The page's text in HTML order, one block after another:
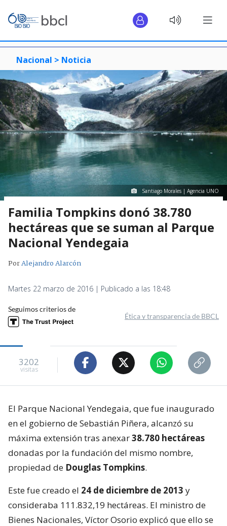
Nacional > Noticia
Santiago Morales | Agencia UNO
Familia Tompkins donó 38.780
hectáreas que se suman al Parque
Nacional Yendegaia
PorAlejandro Alarcón
Martes 22 marzo de 2016 | Publicado a las 18:48
Seguimos criterios de
Ética y transparencia de BBCL
3202
visitas
El Parque Nacional Yendegaia, que fue inaugurado
en el gobierno de Sebastián Piñera, alcanzó su
máxima extensión tras anexar38.780 hectáreas
donadas por la fundación del mismo nombre,
propiedad de Douglas Tompkins.
Este fue creado el 24 de diciembre de 2013 y
consideraba 111.832,19 hectáreas. El ministro de
Bienes Nacionales, Víctor Osorio explicó que ello se